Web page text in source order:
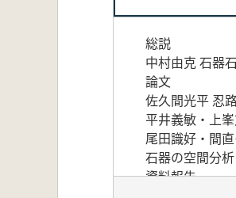
総説
中村由克 石器
論文
佐久間光平 忍
平井義敏・上
尾田識好・間
石器の空間分
資料報告